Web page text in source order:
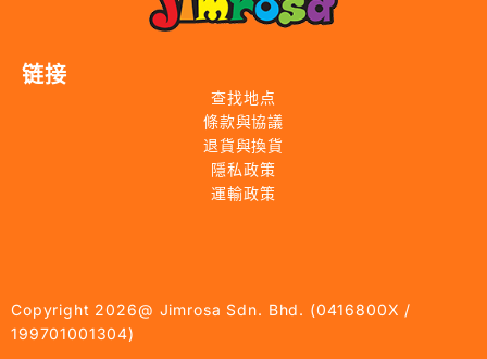
链接
查找地点
條款與協議
退貨與換貨
隱私政策
運輸政策
Copyright 2026@ Jimrosa Sdn. Bhd. (0416800X /
199701001304)